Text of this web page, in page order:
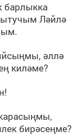
барлыкка
Ләйлә
әллә
киләме?
бирәсеңме?